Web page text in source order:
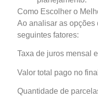
Como Escolher o
Ao analisar as opções
seguintes fatores:
Taxa de juros mensal
Valor total pago no
Quantidade de